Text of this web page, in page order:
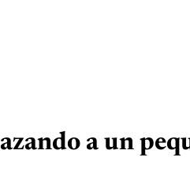
a un